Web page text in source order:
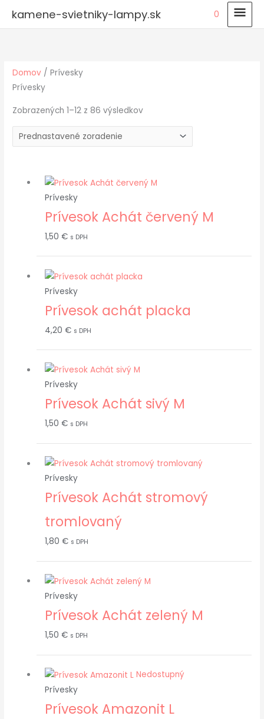
kamene-svietniky-lampy.sk 0
Domov / Prívesky
Prívesky
Zobrazených 1–12 z 86 výsledkov
Prívesky
Prívesok Achát červený M
1,50 € s DPH
Prívesky
Prívesok achát placka
4,20 € s DPH
Prívesky
Prívesok Achát sivý M
1,50 € s DPH
Prívesky
Prívesok Achát stromový
tromlovaný
1,80 € s DPH
Prívesky
Prívesok Achát zelený M
1,50 € s DPH
Nedostupný
Prívesky
Prívesok Amazonit L